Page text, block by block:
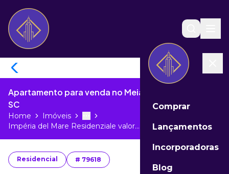
Comprar
Lançamentos
Incorporadoras
Blog
Apartamento para venda no Meia Praia de Itapema -
SC
Home Imóveis More
Toggle menu
Impéria del Mare Residenziale valor...
Residencial # 79618